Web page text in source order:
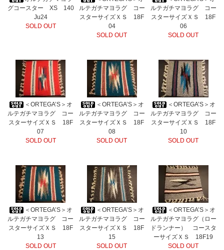
グコースター XS 140
Ju24
SOLD OUT
ルテガチマヨラグ コー
スターサイズＸＳ 18F
04
SOLD OUT
ルテガチマヨラグ コー
スターサイズＸＳ 18F
06
SOLD OUT
＜ORTEGA’S＞オ
ルテガチマヨラグ コー
スターサイズＸＳ 18F
07
SOLD OUT
＜ORTEGA’S＞オ
ルテガチマヨラグ コー
スターサイズＸＳ 18F
08
SOLD OUT
＜ORTEGA’S＞オ
ルテガチマヨラグ コー
スターサイズＸＳ 18F
10
SOLD OUT
＜ORTEGA’S＞オ
ルテガチマヨラグ コー
スターサイズＸＳ 18F
13
SOLD OUT
＜ORTEGA’S＞オ
ルテガチマヨラグ コー
スターサイズＸＳ 18F
15
SOLD OUT
＜ORTEGA’S＞オ
ルテガチマヨラグ（ロー
ドランナー） コースタ
ーサイズＸＳ 18F19
SOLD OUT